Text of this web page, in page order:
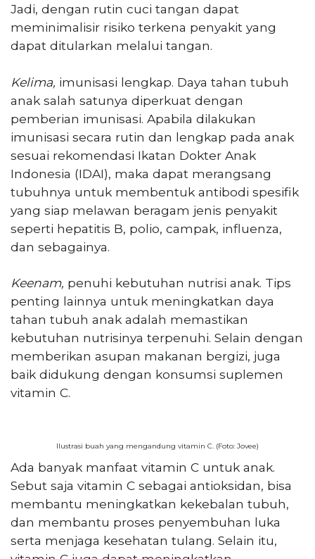
Jadi, dengan rutin cuci tangan dapat
meminimalisir risiko terkena penyakit yang
dapat ditularkan melalui tangan.
Kelima, imunisasi lengkap. Daya tahan tubuh
anak salah satunya diperkuat dengan
pemberian imunisasi. Apabila dilakukan
imunisasi secara rutin dan lengkap pada anak
sesuai rekomendasi Ikatan Dokter Anak
Indonesia (IDAI), maka dapat merangsang
tubuhnya untuk membentuk antibodi spesifik
yang siap melawan beragam jenis penyakit
seperti hepatitis B, polio, campak, influenza,
dan sebagainya.
Keenam, penuhi kebutuhan nutrisi anak. Tips
penting lainnya untuk meningkatkan daya
tahan tubuh anak adalah memastikan
kebutuhan nutrisinya terpenuhi. Selain dengan
memberikan asupan makanan bergizi, juga
baik didukung dengan konsumsi suplemen
vitamin C.
Ilustrasi buah yang mengandung vitamin C. (Foto: Jovee)
Ada banyak manfaat vitamin C untuk anak.
Sebut saja vitamin C sebagai antioksidan, bisa
membantu meningkatkan kekebalan tubuh,
dan membantu proses penyembuhan luka
serta menjaga kesehatan tulang. Selain itu,